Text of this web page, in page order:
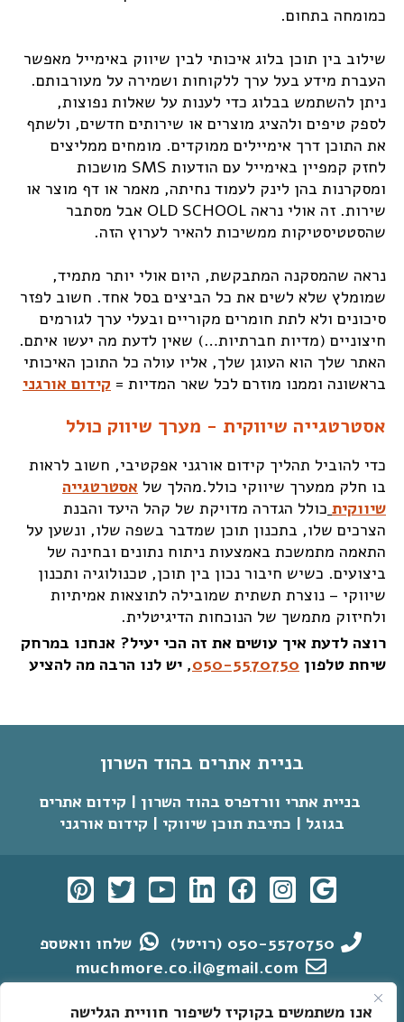
אנו משתמשים בקוקיז לשיפור חוויית הגלישה
כמומחה בתחום.
שילוב בין תוכן בלוג איכותי לבין שיווק באימייל מאפשר
העברת מידע בעל ערך ללקוחות ושמירה על מעורבותם.
ניתן להשתמש בבלוג כדי לענות על שאלות נפוצות,
לספק טיפים ולהציג מוצרים או שירותים חדשים, ולשתף
את התוכן דרך אימיילים ממוקדים. מומחים ממליצים
לחזק קמפיין באימייל עם הודעות SMS מושכות
ומסקרנות בהן לינק לעמוד נחיתה, מאמר או דף מוצר או
שירות. זה אולי נראה OLD SCHOOL אבל מסתבר
שהסטטיסטיקות ממשיכות להאיר לערוץ הזה.
נראה שהמסקנה המתבקשת, היום אולי יותר מתמיד,
שמומלץ שלא לשים את כל הביצים בסל אחד. חשוב לפזר
סיכונים ולא לתת חומרים מקוריים ובעלי ערך לגורמים
חיצוניים (מדיות חברתיות…) שאין לדעת מה יעשו איתם.
האתר שלך הוא העוגן שלך, אליו עולה כל התוכן האיכותי
בראשונה וממנו מוזרם לכל שאר המדיות = קידום אורגני
אסטרטגייה שיווקית - מערך שיווק כולל
כדי להוביל תהליך קידום אורגני אפקטיבי, חשוב לראות
בו חלק ממערך שיווקי כולל.מהלך של אסטרטגייה
שיווקית כולל הגדרה מדויקת של קהל היעד והבנת
הצרכים שלו, בתכנון תוכן שמדבר בשפה שלו, ונשען על
התאמה מתמשכת באמצעות ניתוח נתונים ובחינה של
ביצועים. כשיש חיבור נכון בין תוכן, טכנולוגיה ותכנון
שיווקי – נוצרת תשתית שמובילה לתוצאות אמיתיות
ולחיזוק מתמשך של הנוכחות הדיגיטלית.
רוצה לדעת איך עושים את זה הכי יעיל? אנחנו במרחק
שיחת טלפון 050-5570750, יש לנו הרבה מה להציע
בניית אתרים בהוד השרון
בניית אתרי וורדפרס בהוד השרון | קידום אתרים
בגוגל | כתיבת תוכן שיווקי | קידום אורגני
050-5570750 (רויטל)
שלחו וואטספ
muchmore.co.il@gmail.com
הצהרת נגישות
מדיניות פרטיות